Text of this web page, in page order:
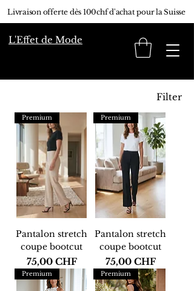
Livraison offerte dès 100chf d'achat pour la Suisse
L'Effet de Mode
Filter
Premium
Pantalon stretch
coupe bootcut
Preis
75,00 CHF
Premium
Pantalon stretch
coupe bootcut
Preis
75,00 CHF
Premium Premium